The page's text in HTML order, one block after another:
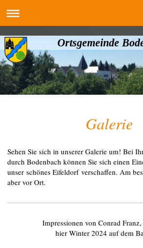
Ortsgemeinde
Galerie
Sehen Sie sich in unserer Galerie um! Bei
durch Bodenbach können Sie sich einen
unser schönes Eifeldorf verschaffen. Am
aber vor Ort.
Impressionen von Conrad
hier Winter 2024 auf dem